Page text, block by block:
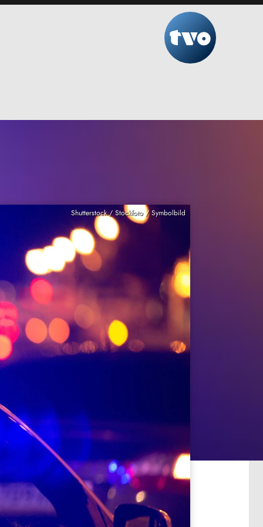
Shutterstock / Stockfoto / Symbolbild